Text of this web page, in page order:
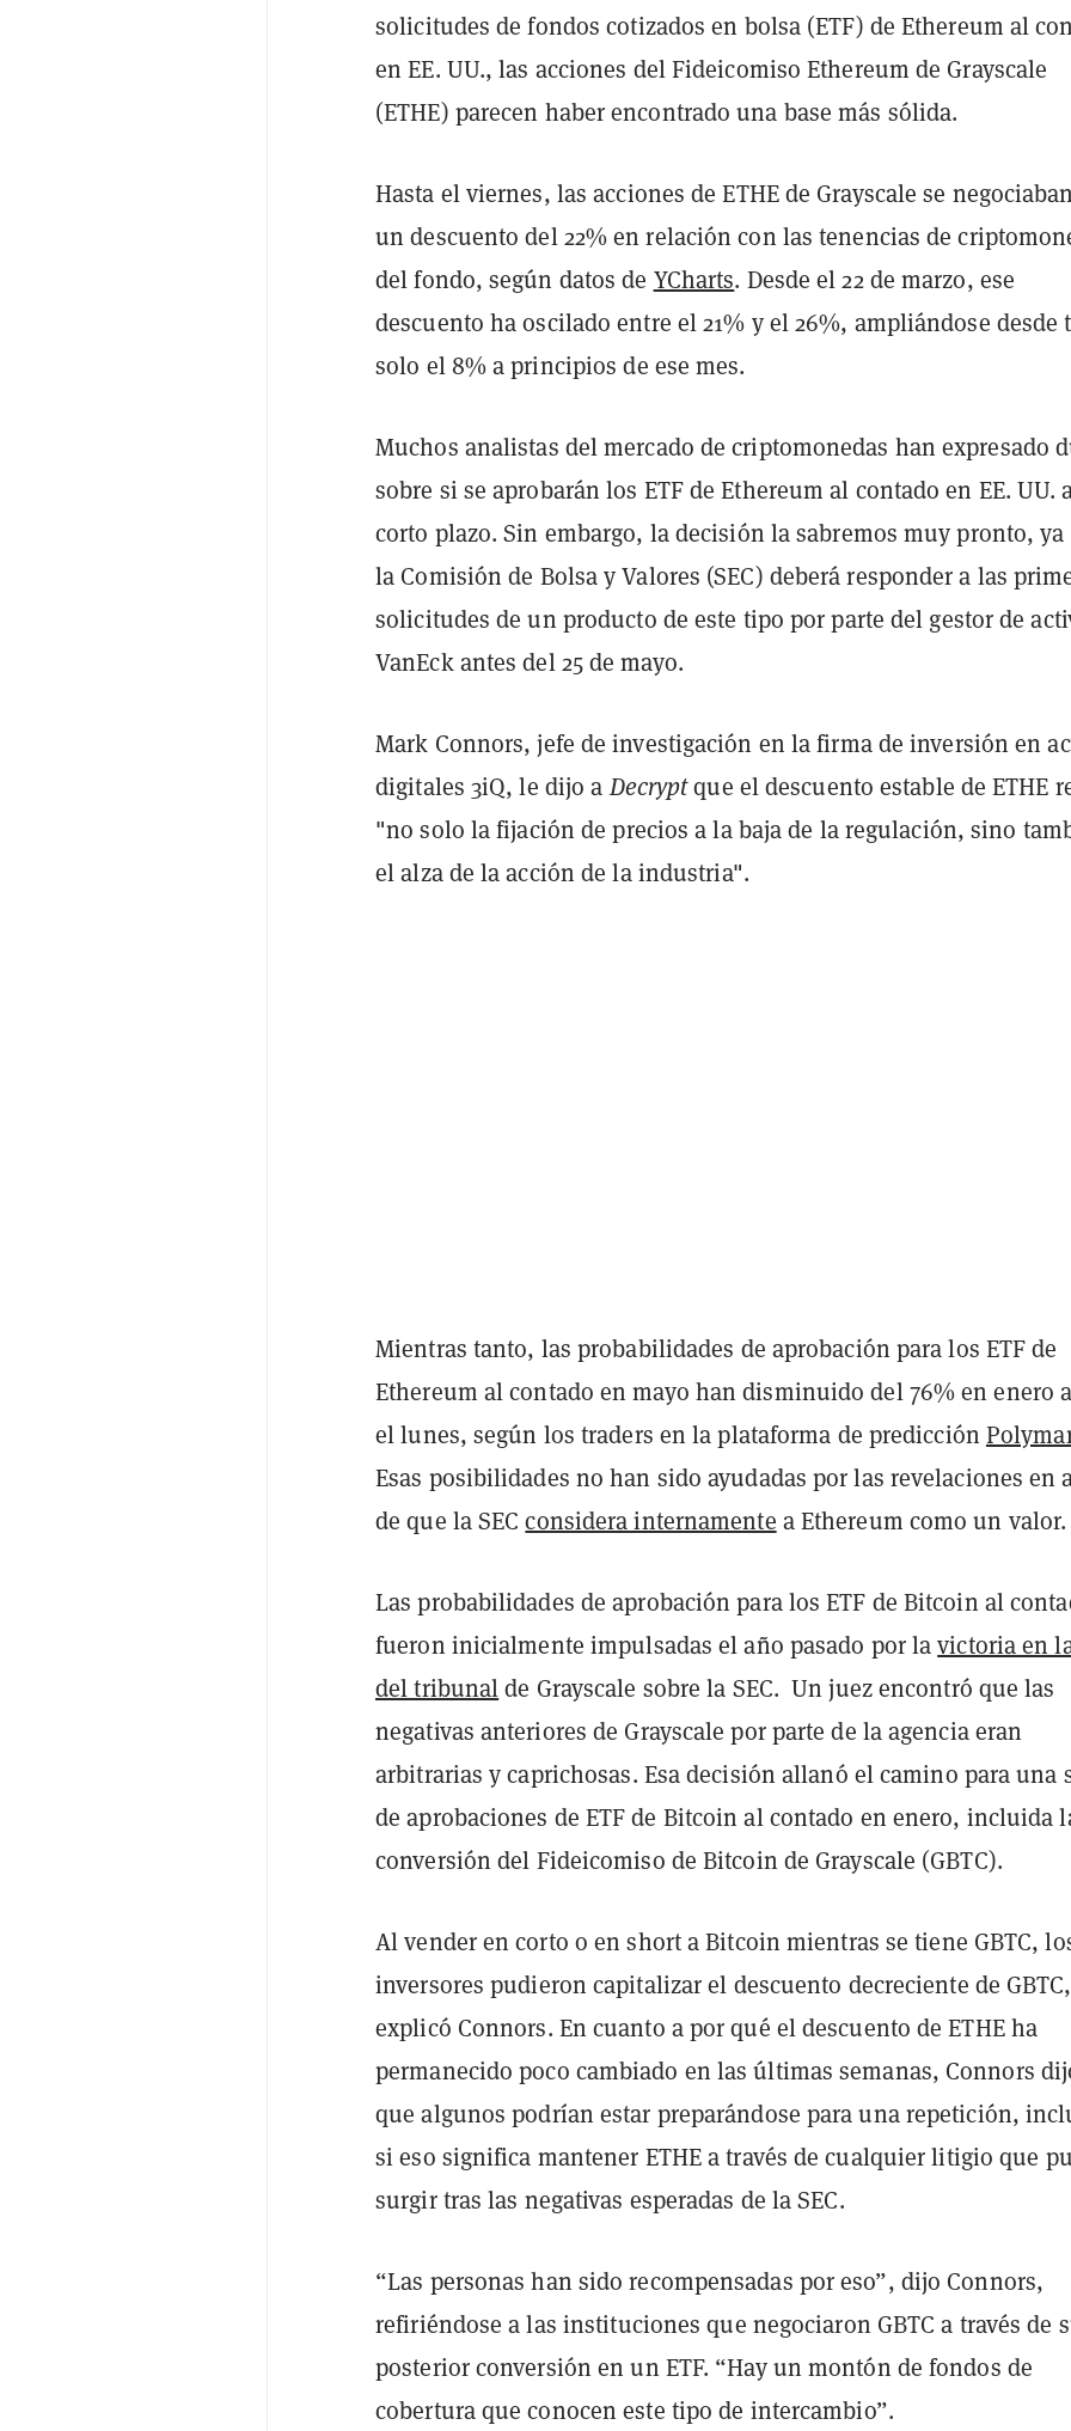
solicitudes de fondos cotizados en bolsa (ETF) de Ethereum al
en EE. UU., las acciones del Fideicomiso Ethereum de Grayscale
(ETHE) parecen haber encontrado una base más sólida.
Hasta el viernes, las acciones de ETHE de Grayscale se
un descuento del 22% en relación con las tenencias de
del fondo, según datos de YCharts. Desde el 22 de marzo, ese
descuento ha oscilado entre el 21% y el 26%, ampliándose desde
solo el 8% a principios de ese mes.
Muchos analistas del mercado de criptomonedas han expresado
sobre si se aprobarán los ETF de Ethereum al contado en EE. UU.
corto plazo. Sin embargo, la decisión la sabremos muy pronto, ya
la Comisión de Bolsa y Valores (SEC) deberá responder a las
solicitudes de un producto de este tipo por parte del gestor de
VanEck antes del 25 de mayo.
Mark Connors, jefe de investigación en la firma de inversión en
digitales 3iQ, le dijo aDecryptque el descuento estable de ETHE
"no solo la fijación de precios a la baja de la regulación, sino
el alza de la acción de la industria".
Mientras tanto, las probabilidades de aprobación para los ETF de
Ethereum al contado en mayo han disminuido del 76% en enero
el lunes, según los traders en la plataforma de predicción
Esas posibilidades no han sido ayudadas por las revelaciones en
de que la SECconsidera internamente a Ethereum como un valor.
Las probabilidades de aprobación para los ETF de Bitcoin al
fueron inicialmente impulsadas el año pasado por lavictoria en
del tribunalde Grayscale sobre la SEC. Un juez encontró que las
negativas anteriores de Grayscale por parte de la agencia eran
arbitrarias y caprichosas. Esa decisión allanó el camino para una
de aprobaciones de ETF de Bitcoin al contado en enero, incluida
conversión del Fideicomiso de Bitcoin de Grayscale (GBTC).
Al vender en corto o en short a Bitcoin mientras se tiene GBTC,
inversores pudieron capitalizar el descuento decreciente de GBTC,
explicó Connors. En cuanto a por qué el descuento de ETHE ha
permanecido poco cambiado en las últimas semanas, Connors
que algunos podrían estar preparándose para una repetición,
si eso significa mantener ETHE a través de cualquier litigio que
surgir tras las negativas esperadas de la SEC.
“Las personas han sido recompensadas por eso”, dijo Connors,
refiriéndose a las instituciones que negociaron GBTC a través de
posterior conversión en un ETF. “Hay un montón de fondos de
cobertura que conocen este tipo de intercambio”.